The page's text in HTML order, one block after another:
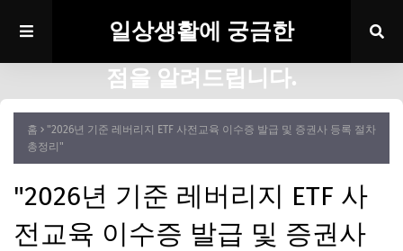
일상생활에 궁금한
점을 알려드립니다.
홈
"2026년 기준 레버리지 ETF 사전교육 이수증 발급 및 증권사 등록 절차
총정리"
"2026년 기준 레버리지 ETF 사
전교육 이수증 발급 및 증권사